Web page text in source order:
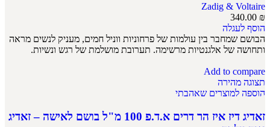
Zadig & Voltaire
340.00 ₪
הוסף לעגלה
הבושם שמחבר בין עולמות של פרחוניות ווניל חמים, מעניק לנשים מראה
ותחושה של אלגנטיות מרשימה. תערובת מושלמת של רגש ונשיות.
Add to compare
תצוגה מהירה
הוספה למוצרים שאהבתי
זאדיג דיז איז הר דרים א.ד.פ 100 מ"ל בושם לאישה – זאדיג